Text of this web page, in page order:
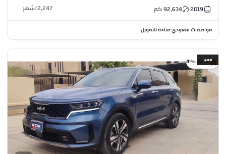
2019
92,634كم 2,247
/شهر
مواصفات سعودي•متاحة للتمويل
خصم %4مميز